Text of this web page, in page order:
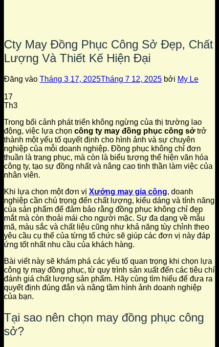
Cty May Đồng Phục Công Sở Đẹp, Chất
Lượng Và Thiết Kế Hiện Đại
Đăng vào Tháng 3 17, 2025Tháng 7 12, 2025 bởi My Le
17
Th3
Trong bối cảnh phát triển không ngừng của thị trường lao
động, việc lựa chọn công ty may đồng phục công sởtrở
thành một yếu tố quyết định cho hình ảnh và sự chuyên
nghiệp của mỗi doanh nghiệp. Đồng phục không chỉ đơn
thuần là trang phục, mà còn là biểu tượng thể hiện văn hóa
công ty, tạo sự đồng nhất và nâng cao tinh thần làm việc của
nhân viên.
Khi lựa chọn một đơn vị Xưởng may gia công, doanh
nghiệp cần chú trọng đến chất lượng, kiểu dáng và tính năng
của sản phẩm để đảm bảo rằng đồng phục không chỉ đẹp
mắt mà còn thoải mái cho người mặc. Sự đa dạng về mẫu
mã, màu sắc và chất liệu cũng như khả năng tùy chỉnh theo
yêu cầu cụ thể của từng tổ chức sẽ giúp các đơn vị này đáp
ứng tốt nhất nhu cầu của khách hàng.
Bài viết này sẽ khám phá các yếu tố quan trọng khi chọn lựa
công ty may đồng phục, từ quy trình sản xuất đến các tiêu chí
đánh giá chất lượng sản phẩm. Hãy cùng tìm hiểu để đưa ra
quyết định đúng đắn và nâng tầm hình ảnh doanh nghiệp
của bạn.
Tại sao nên chọn may đồng phục công
sở?